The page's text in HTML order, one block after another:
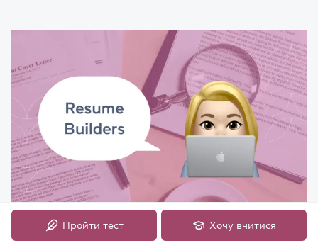
Сайти та онлайн-сервіси для 📝 створення резюме
англійською мовою
Пройти тест Хочу вчитися